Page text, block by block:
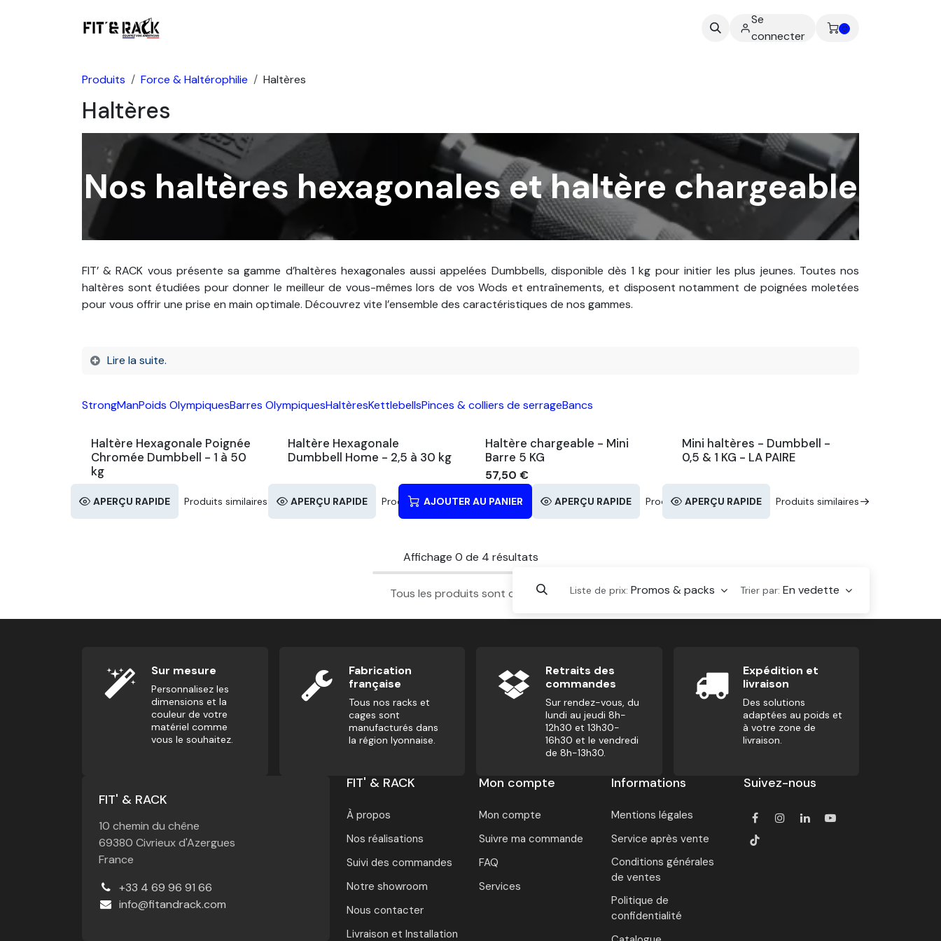
Se
connecter
0
Produits Force & Haltérophilie Haltères
Haltères
Nos haltères hexagonales et haltère chargeable
FIT’ & RACK vous présente sa gamme d’haltères hexagonales aussi appelées Dumbbells, disponible dès 1 kg pour initier les plus jeunes. Toutes nos
haltères sont étudiées pour donner le meilleur de vous-mêmes lors de vos Wods et entraînements, et disposent notamment de poignées moletées
pour vous offrir une prise en main optimale. Découvrez vite l’ensemble des caractéristiques de nos gammes.
Lire la suite.
StrongManPoids OlympiquesBarres OlympiquesHaltèresKettlebellsPinces & colliers de serrageBancs
Haltère Hexagonale Poignée
Chromée Dumbbell - 1 à 50
kg
Produits similaires
APERÇU RAPIDE
Haltère Hexagonale
Dumbbell Home - 2,5 à 30 kg
Produits similaires
APERÇU RAPIDE
Haltère chargeable - Mini
Barre 5 KG
57,50 €
AJOUTER AU PANIER Produits similaires
APERÇU RAPIDE
Mini haltères - Dumbbell -
0,5 & 1 KG - LA PAIRE
Produits similaires
APERÇU RAPIDE
Affichage 0 de 4 résultats
Tous les produits sont chargés. Liste de prix: Promos & packs Trier par: En vedette
Sur mesure
Personnalisez les
dimensions et la
couleur de votre
matériel comme
vous le souhaitez.
Fabrication
française
Tous nos racks et
cages sont
manufacturés dans
la région lyonnaise.
Retraits des
commandes
Sur rendez-vous, du
lundi au jeudi 8h-
12h30 et 13h30-
16h30 et le vendredi
de 8h-13h30.
Expédition et
livraison
Des solutions
adaptées au poids et
à votre zone de
livraison.
FIT' & RACK
10 chemin du chêne
69380 Civrieux d'Azergues
France
+33 4 69 96 91 66
info@fitandrack.com
FIT' & RACK
À propos
Nos réalisations
Suivi des commandes
Notre showroom
Nous contacter
Livraison et Installation
Mon compte
Mon compte
Suivre ma commande
FAQ
Services
Informations
Mentions légales
Service après vente
Conditions générales
de ventes
Politique de
confidentialité
Suivez-nous